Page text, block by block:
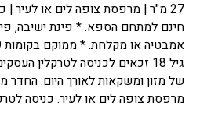
27 מ"ר | מרפסת צופה לים או לעיר |
חינם למתחם הספא. * פינת ישיבה,
גיל 18 זכאים לכניסה לטרקלין
של מזון ומשקאות לאורך היום. החדר
מרפסת צופה לים או לעיר. כניסה